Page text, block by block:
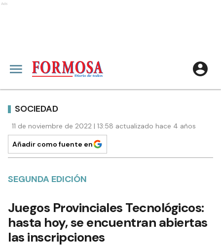
Ads
SOCIEDAD
11 de noviembre de 2022 | 13:58 actualizado hace 4 años
Añadir como fuente en
SEGUNDA EDICIÓN
Juegos Provinciales Tecnológicos:
hasta hoy, se encuentran abiertas
las inscripciones